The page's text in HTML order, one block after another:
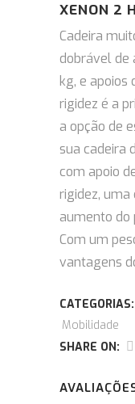
XENON 2
Cadeira
dobrável de
kg, e apoios
rigidez é a
a opção de
sua cadeira
com apoio
rigidez, uma
aumento do
Com um
vantagens
CATEGORIAS:
Mobilidade
SHARE ON: